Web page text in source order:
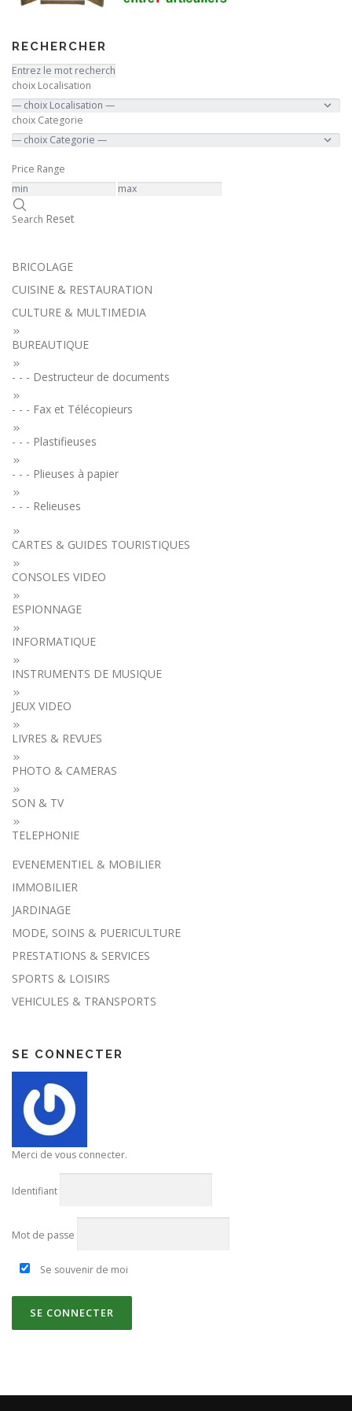
RECHERCHER
choix Localisation
choix Categorie
Price Range
Search Reset
BRICOLAGE
CUISINE & RESTAURATION
CULTURE & MULTIMEDIA
BUREAUTIQUE
- - - Destructeur de documents
- - - Fax et Télécopieurs
- - - Plastifieuses
- - - Plieuses à papier
- - - Relieuses
CARTES & GUIDES TOURISTIQUES
CONSOLES VIDEO
ESPIONNAGE
INFORMATIQUE
INSTRUMENTS DE MUSIQUE
JEUX VIDEO
LIVRES & REVUES
PHOTO & CAMERAS
SON & TV
TELEPHONIE
EVENEMENTIEL & MOBILIER
IMMOBILIER
JARDINAGE
MODE, SOINS & PUERICULTURE
PRESTATIONS & SERVICES
SPORTS & LOISIRS
VEHICULES & TRANSPORTS
SE CONNECTER
Merci de vous connecter.
Identifiant
Mot de passe
Se souvenir de moi